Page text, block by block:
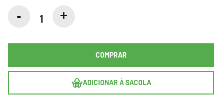
COMPRAR
ADICIONAR À SACOLA